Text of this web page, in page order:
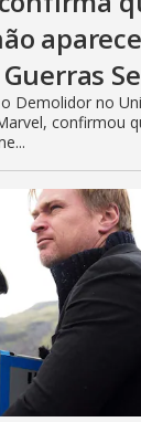
Demolidor no
confirmou